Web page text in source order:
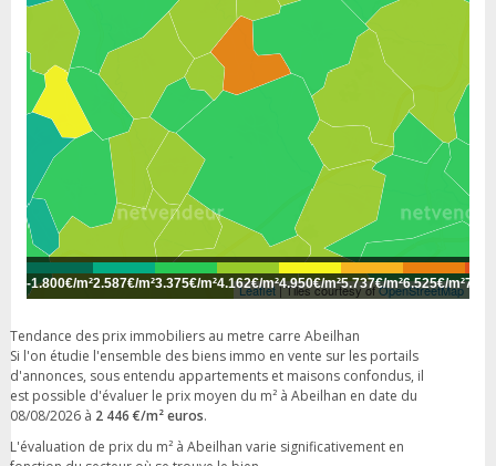
Leaflet| Tiles courtesy ofOpenStreetMap
-1.800€/m²2.587€/m²3.375€/m²4.162€/m²4.950€/m²5.737€/m²6.525€/m²
Tendance des prix immobiliers au metre carre Abeilhan
Si l'on étudie l'ensemble des biens immo en vente sur les portails
d'annonces, sous entendu appartements et maisons confondus, il
est possible d'évaluer le prix moyen du m² à Abeilhan en date du
08/08/2026 à 2 446 €/m² euros.
L'évaluation de prix du m² à Abeilhan varie significativement en